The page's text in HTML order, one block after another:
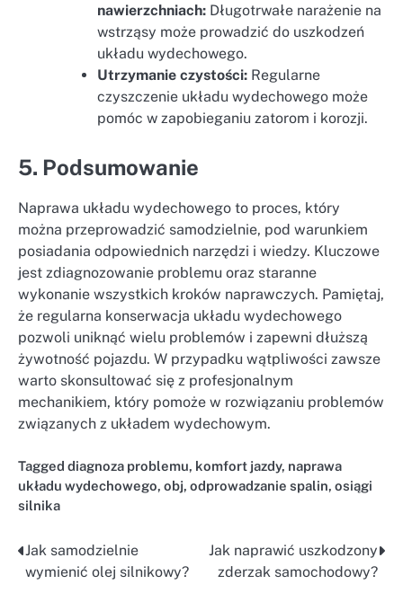
nawierzchniach: Długotrwałe narażenie na
wstrząsy może prowadzić do uszkodzeń
układu wydechowego.
Utrzymanie czystości: Regularne
czyszczenie układu wydechowego może
pomóc w zapobieganiu zatorom i korozji.
5. Podsumowanie
Naprawa układu wydechowego to proces, który
można przeprowadzić samodzielnie, pod warunkiem
posiadania odpowiednich narzędzi i wiedzy. Kluczowe
jest zdiagnozowanie problemu oraz staranne
wykonanie wszystkich kroków naprawczych. Pamiętaj,
że regularna konserwacja układu wydechowego
pozwoli uniknąć wielu problemów i zapewni dłuższą
żywotność pojazdu. W przypadku wątpliwości zawsze
warto skonsultować się z profesjonalnym
mechanikiem, który pomoże w rozwiązaniu problemów
związanych z układem wydechowym.
Tagged diagnoza problemu, komfort jazdy, naprawa
układu wydechowego, obj, odprowadzanie spalin, osiągi
silnika
Nawigacja
wpisu
Jak samodzielnie
wymienić olej silnikowy?
Jak naprawić uszkodzony
zderzak samochodowy?